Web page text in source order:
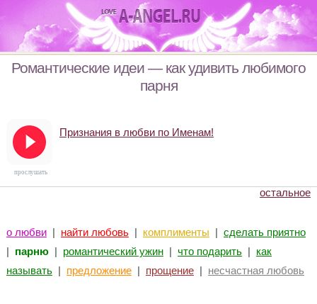
Романтические идеи — как удивить любимого
парня
Признания в любви по Именам!
прослушать
остальное
о любви| найти любовь| комплименты | сделать приятно
| парню| романтический ужин| что подарить| как
называть| предложение| прощение| несчастная любовь